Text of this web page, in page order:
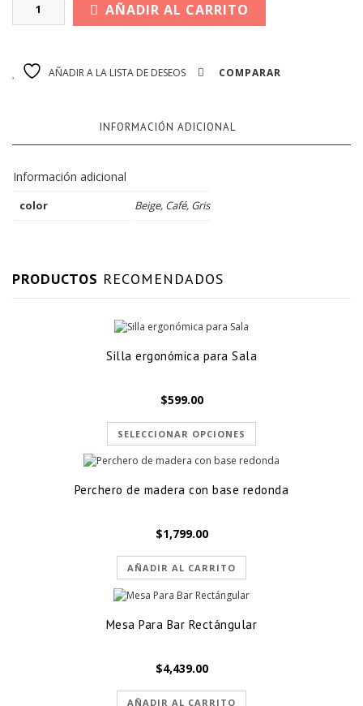
AÑADIR AL CARRITO
AÑADIR A LA LISTA DE DESEOS COMPARAR
INFORMACIÓN ADICIONAL
Información adicional
color Beige, Café, Gris
PRODUCTOS RECOMENDADOS
Silla ergonómica para Sala
$599.00
SELECCIONAR OPCIONES
Perchero de madera con base redonda
$1,799.00
AÑADIR AL CARRITO
Mesa Para Bar Rectángular
$4,439.00
AÑADIR AL CARRITO